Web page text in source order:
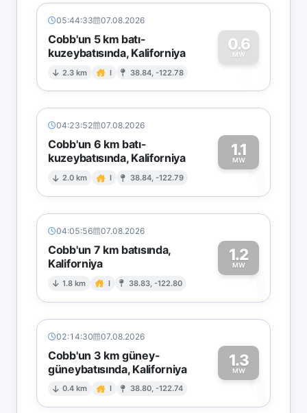
05:44:33 07.08.2026
Cobb'un 5 km batı-
kuzeybatısında, Kaliforniya
2.3 km I 38.84, -122.78
0.6
MW
0
04:23:52 07.08.2026
Cobb'un 6 km batı-
kuzeybatısında, Kaliforniya
2.0 km I 38.84, -122.79
1.1
MW1
04:05:56 07.08.2026
Cobb'un 7 km batısında,
Kaliforniya
1.8 km I 38.83, -122.80
1.2
MW1
02:14:30 07.08.2026
Cobb'un 3 km güney-
güneybatısında, Kaliforniya
0.4 km I 38.80, -122.74
1.3
MW1